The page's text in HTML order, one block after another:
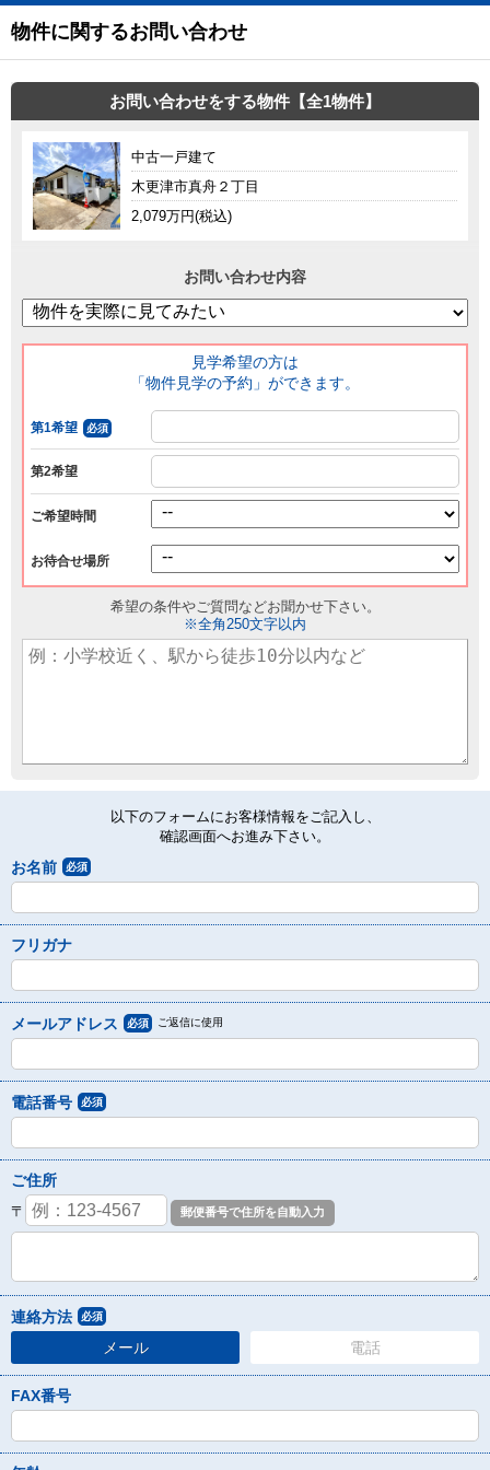
物件に関するお問い合わせ
お問い合わせをする物件【全1物件】
中古一戸建て
木更津市真舟２丁目
2,079万円(税込)
お問い合わせ内容
見学希望の方は
「物件見学の予約」ができます。
第1希望 必須
第2希望
ご希望時間
お待合せ場所
希望の条件やご質問などお聞かせ下さい。
※全角250文字以内
以下のフォームにお客様情報をご記入し、
確認画面へお進み下さい。
お名前 必須
フリガナ
メールアドレス 必須 ご返信に使用
電話番号 必須
ご住所
〒
連絡方法 必須
メール 電話
FAX番号